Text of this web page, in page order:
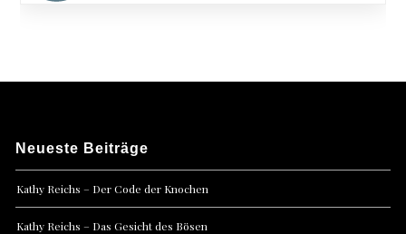
Neueste Beiträge
Kathy Reichs – Der Code der Knochen
Kathy Reichs – Das Gesicht des Bösen